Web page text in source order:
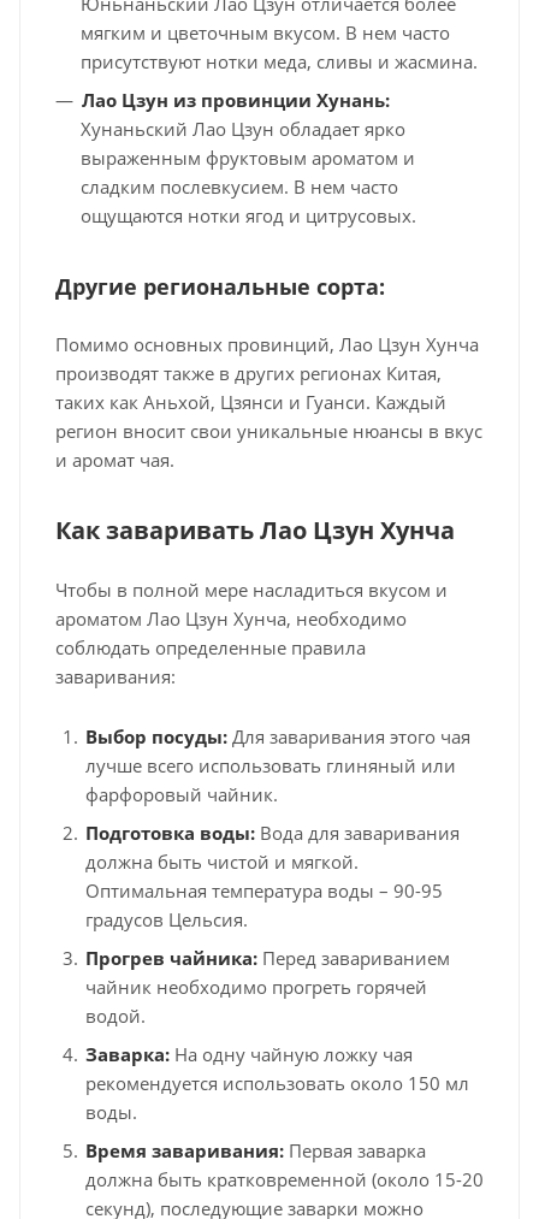
мягким и цветочным вкусом. В нем часто
присутствуют нотки меда, сливы и жасмина.
Лао Цзун из провинции Хунань:
Хунаньский Лао Цзун обладает ярко
выраженным фруктовым ароматом и
сладким послевкусием. В нем часто
ощущаются нотки ягод и цитрусовых.
Другие региональные сорта:
Помимо основных провинций, Лао Цзун Хунча
производят также в других регионах Китая,
таких как Аньхой, Цзянси и Гуанси. Каждый
регион вносит свои уникальные нюансы в вкус
и аромат чая.
Как заваривать Лао Цзун Хунча
Чтобы в полной мере насладиться вкусом и
ароматом Лао Цзун Хунча, необходимо
соблюдать определенные правила
заваривания:
Выбор посуды: Для заваривания этого чая
лучше всего использовать глиняный или
фарфоровый чайник.
Подготовка воды: Вода для заваривания
должна быть чистой и мягкой.
Оптимальная температура воды – 90-95
градусов Цельсия.
Прогрев чайника: Перед завариванием
чайник необходимо прогреть горячей
водой.
Заварка: На одну чайную ложку чая
рекомендуется использовать около 150 мл
воды.
Время заваривания: Первая заварка
должна быть кратковременной (около 15-20
секунд), последующие заварки можно